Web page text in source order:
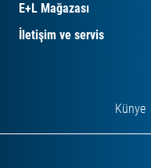
E+L Mağazası
İletişim ve servis
Künye